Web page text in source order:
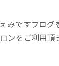
みですブログ
ンをご利用